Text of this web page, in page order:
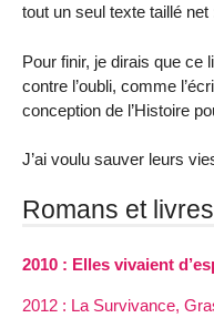
tout un seul texte taillé net
Pour finir, je dirais que ce
contre l’oubli, comme
conception de l’Histoire
J’ai voulu sauver leurs
Romans et
2010 : Elles vivaient
2012 : La Survivance,